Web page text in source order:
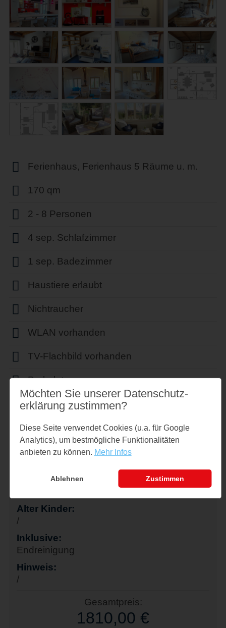
Ferienhaus, Ferienhaus 5 Räume u. m.
170 qm
2 - 8 Personen
4 sep. Schlafzimmer
1 sep. Badezimmer
Haustiere erlaubt
Nichtraucher
WLAN vorhanden
TV-Flachbild vorhanden
Parkplatz
Buchung
Datum:
Erwachsene:
Alter Kinder:
/
Inklusive:
Endreinigung
Hinweis:
/
Gesamtpreis:
1810,00 €
Möchten Sie unserer Datenschutz­
erklärung zustimmen?
Diese Seite verwendet Cookies (u.a. für Google
Analytics), um bestmögliche Funktionalitäten
anbieten zu können. Mehr Infos
Ablehnen Zustimmen